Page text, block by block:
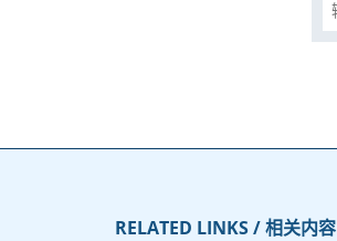
RELATED LINKS / 相关内容